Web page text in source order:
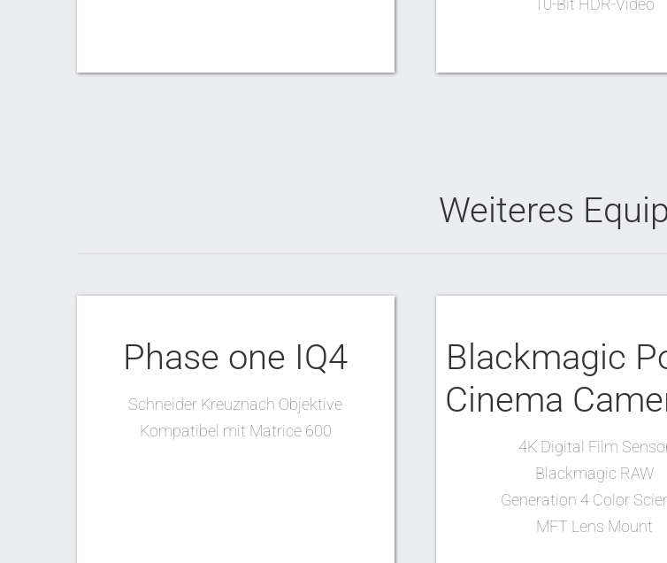
10-Bit HDR-Video
Weiteres
Phase one IQ4
Schneider Kreuznach Objektive
Kompatibel mit Matrice 600
Blackmagic
Cinema
4K Digital Film
Blackmagic RAW
Generation 4 Color
MFT Lens Mount